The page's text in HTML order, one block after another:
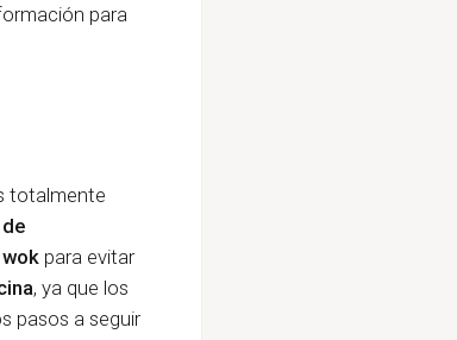
para
totalmente
para evitar
, ya que los
pasos a seguir